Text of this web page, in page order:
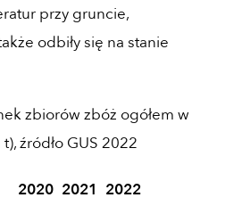
przy gruncie,
odbiły się na stanie
zbiorów zbóż ogółem w
źródło GUS 2022
2020 2021 2022